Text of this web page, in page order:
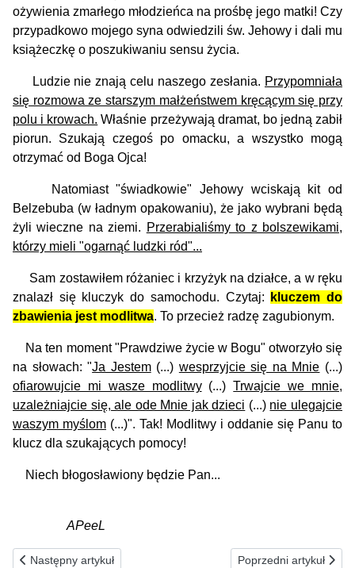
ożywienia zmarłego młodzieńca na prośbę jego matki! Czy
przypadkowo mojego syna odwiedzili św. Jehowy i dali mu
książeczkę o poszukiwaniu sensu życia.
Ludzie nie znają celu naszego zesłania. Przypomniała
się rozmowa ze starszym małżeństwem kręcącym się przy
polu i krowach. Właśnie przeżywają dramat, bo jedną zabił
piorun. Szukają czegoś po omacku, a wszystko mogą
otrzymać od Boga Ojca!
Natomiast "świadkowie" Jehowy wciskają kit od
Belzebuba (w ładnym opakowaniu), że jako wybrani będą
żyli wieczne na ziemi. Przerabialiśmy to z bolszewikami,
którzy mieli "ogarnąć ludzki ród"...
Sam zostawiłem różaniec i krzyżyk na działce, a w ręku
znalazł się kluczyk do samochodu. Czytaj:
kluczem do
zbawienia jest modlitwa. To przecież radzę zagubionym.
Na ten moment "Prawdziwe życie w Bogu" otworzyło się
na słowach: "Ja Jestem(...) wesprzyjcie się na Mnie (...)
ofiarowujcie mi wasze modlitwy(...)Trwajcie we mnie,
uzależniajcie się, ale ode Mnie jak dzieci (...) nie ulegajcie
waszym myślom (...)". Tak! Modlitwy i oddanie się Panu to
klucz dla szukających pomocy!
Niech błogosławiony będzie Pan...
APeeL
Poprzednia strona: 07.09.2024(s) ZA WTRĄCAJĄCYCH SIĘ DO
Następny artykuł Następna strona:
Poprzedni artykuł